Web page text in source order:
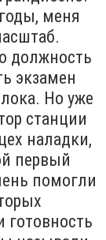
меня
должность
экзамен
Но уже
станции
наладки,
первый
помогли